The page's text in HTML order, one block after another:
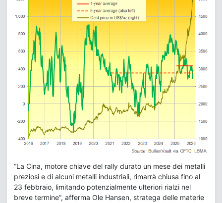
“La Cina, motore chiave del rally durato un mese dei metalli
preziosi e di alcuni metalli industriali, rimarrà chiusa fino al
23 febbraio, limitando potenzialmente ulteriori rialzi nel
breve termine”, afferma Ole Hansen, stratega delle materie